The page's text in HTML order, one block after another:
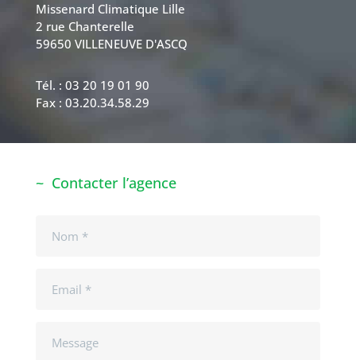
Missenard Climatique Lille
2 rue Chanterelle
59650 VILLENEUVE D'ASCQ
Tél. : 03 20 19 01 90
Fax : 03.20.34.58.29
Contacter l’agence